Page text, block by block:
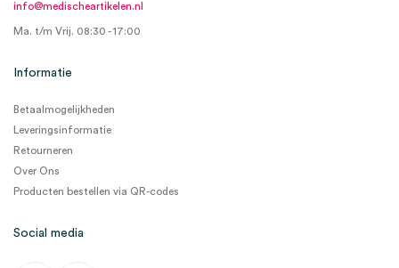
info@medischeartikelen.nl
Ma. t/m Vrij. 08:30 - 17:00
Informatie
Betaalmogelijkheden
Leveringsinformatie
Retourneren
Over Ons
Producten bestellen via QR-codes
Social media